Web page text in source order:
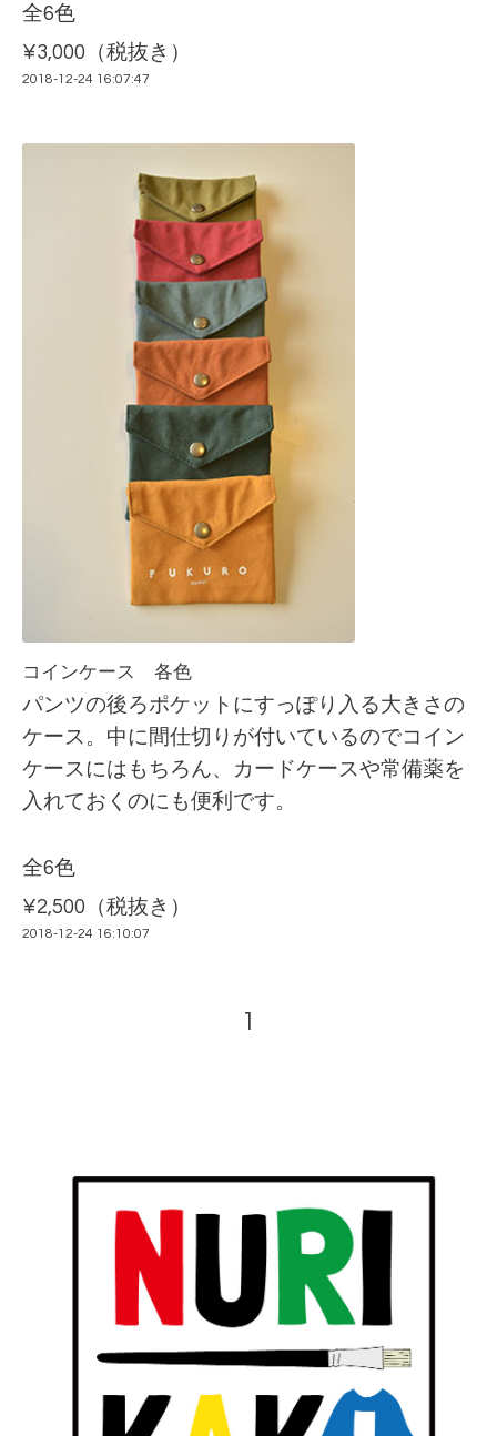
全6色
¥3,000（税抜き）
2018-12-24 16:07:47
コインケース 各色
パンツの後ろポケットにすっぽり入る大きさの
ケース。中に間仕切りが付いているのでコイン
ケースにはもちろん、カードケースや常備薬を
入れておくのにも便利です。
全6色
¥2,500（税抜き）
2018-12-24 16:10:07
1